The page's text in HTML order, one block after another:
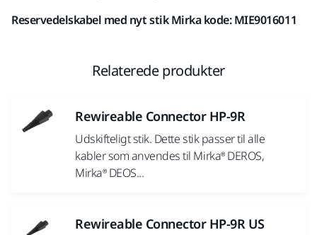
Reservedelskabel med nyt stik Mirka kode: MIE9016011
Relaterede produkter
Rewireable Connector HP-9R
Udskifteligt stik. Dette stik passer til alle
kabler som anvendes til Mirka® DEROS,
Mirka® DEOS...
Rewireable Connector HP-9R US